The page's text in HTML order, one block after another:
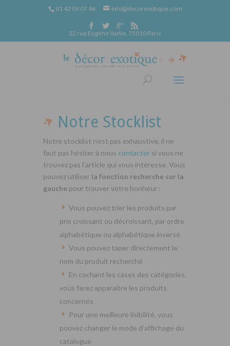
01 42 09 07 46 info@decorexotique.com
22 rue Eugène Varlin, 75010 Paris
Notre Stocklist
Notre stocklist n’est pas exhaustive, il ne
faut pas hésiter à nous contacter si vous ne
trouvez pas l’article qui vous intéresse. Vous
pouvez utiliser la fonction recherche sur la
gauche pour trouver votre bonheur :
Vous pouvez trier les produits par
prix croissant ou décroissant, par ordre
alphabétique ou alphabétique inversé
Vous pouvez taper directement le
nom du produit recherché
En cochant les cases des catégories,
vous ferez apparaitre les produits
concernés
Pour une meilleure lisibilité, vous
pouvez changer le mode d’affichage du
catalogue